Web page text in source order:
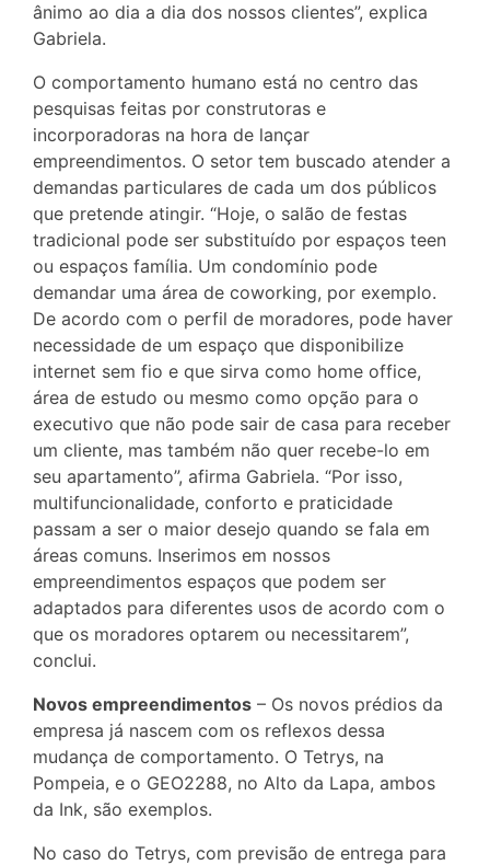
ânimo ao dia a dia dos nossos clientes”, explica
Gabriela.
O comportamento humano está no centro das
pesquisas feitas por construtoras e
incorporadoras na hora de lançar
empreendimentos. O setor tem buscado atender a
demandas particulares de cada um dos públicos
que pretende atingir. “Hoje, o salão de festas
tradicional pode ser substituído por espaços teen
ou espaços família. Um condomínio pode
demandar uma área de coworking, por exemplo.
De acordo com o perfil de moradores, pode haver
necessidade de um espaço que disponibilize
internet sem fio e que sirva como home office,
área de estudo ou mesmo como opção para o
executivo que não pode sair de casa para receber
um cliente, mas também não quer recebe-lo em
seu apartamento”, afirma Gabriela. “Por isso,
multifuncionalidade, conforto e praticidade
passam a ser o maior desejo quando se fala em
áreas comuns. Inserimos em nossos
empreendimentos espaços que podem ser
adaptados para diferentes usos de acordo com o
que os moradores optarem ou necessitarem”,
conclui.
Novos empreendimentos – Os novos prédios da
empresa já nascem com os reflexos dessa
mudança de comportamento. O Tetrys, na
Pompeia, e o GEO2288, no Alto da Lapa, ambos
da Ink, são exemplos.
No caso do Tetrys, com previsão de entrega para